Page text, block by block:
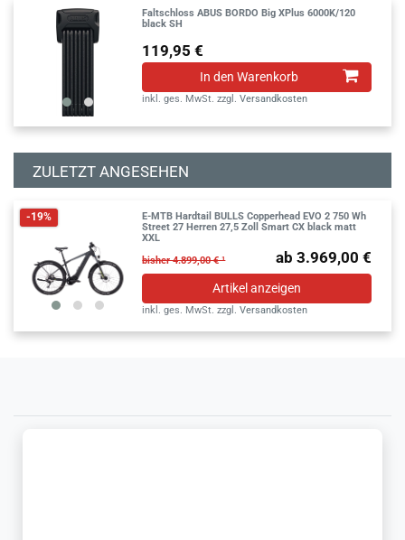
Faltschloss ABUS BORDO Big XPlus 6000K/120
black SH
119,95 €
In den Warenkorb
inkl. ges. MwSt. zzgl.Versandkosten
ZULETZT ANGESEHEN
-19%
E-MTB Hardtail BULLS Copperhead EVO 2 750 Wh
Street 27 Herren 27,5 Zoll Smart CX black matt
XXL
bisher 4.899,00 € ¹ ab 3.969,00 €
Artikel anzeigen
inkl. ges. MwSt. zzgl.Versandkosten